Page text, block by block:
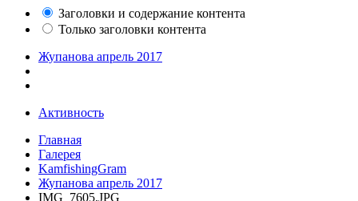
Заголовки и содержание контента
Только заголовки контента
Жупанова апрель 2017
Активность
Главная
Галерея
KamfishingGram
Жупанова апрель 2017
IMG_7605.JPG